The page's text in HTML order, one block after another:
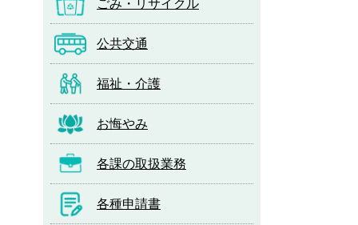
ごみ・リサイクル
公共交通
福祉・介護
お悔やみ
各課の取扱業務
各種申請書